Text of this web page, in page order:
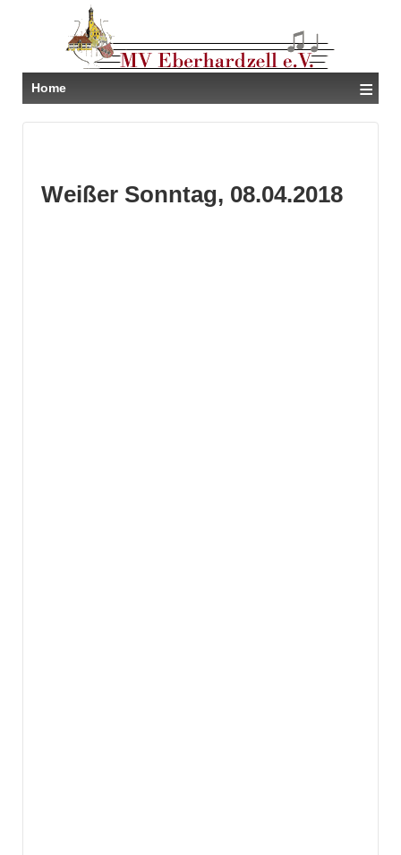
Home ≡
Weißer Sonntag, 08.04.2018